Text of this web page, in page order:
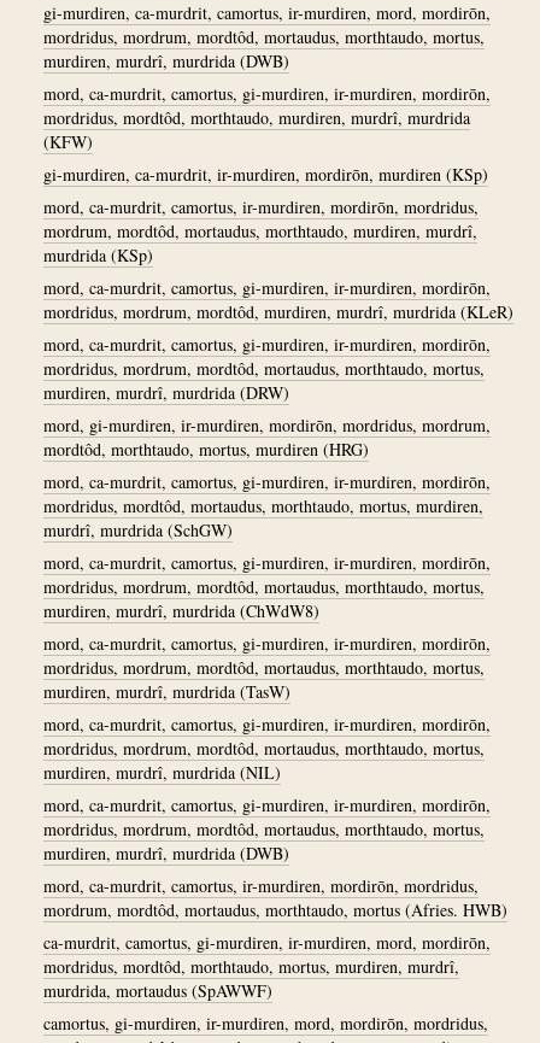
gi-murdiren, ca-murdrit, camortus, ir-murdiren, mord, mordirōn,
mordridus, mordrum, mordtôd, mortaudus, morthtaudo, mortus,
murdiren, murdrî, murdrida (DWB)
mord, ca-murdrit, camortus, gi-murdiren, ir-murdiren, mordirōn,
mordridus, mordtôd, morthtaudo, murdiren, murdrî, murdrida
(KFW)
gi-murdiren, ca-murdrit, ir-murdiren, mordirōn, murdiren (KSp)
mord, ca-murdrit, camortus, ir-murdiren, mordirōn, mordridus,
mordrum, mordtôd, mortaudus, morthtaudo, murdiren, murdrî,
murdrida (KSp)
mord, ca-murdrit, camortus, gi-murdiren, ir-murdiren, mordirōn,
mordridus, mordrum, mordtôd, murdiren, murdrî, murdrida (KLeR)
mord, ca-murdrit, camortus, gi-murdiren, ir-murdiren, mordirōn,
mordridus, mordrum, mordtôd, mortaudus, morthtaudo, mortus,
murdiren, murdrî, murdrida (DRW)
mord, gi-murdiren, ir-murdiren, mordirōn, mordridus, mordrum,
mordtôd, morthtaudo, mortus, murdiren (HRG)
mord, ca-murdrit, camortus, gi-murdiren, ir-murdiren, mordirōn,
mordridus, mordtôd, mortaudus, morthtaudo, mortus, murdiren,
murdrî, murdrida (SchGW)
mord, ca-murdrit, camortus, gi-murdiren, ir-murdiren, mordirōn,
mordridus, mordrum, mordtôd, mortaudus, morthtaudo, mortus,
murdiren, murdrî, murdrida (ChWdW8)
mord, ca-murdrit, camortus, gi-murdiren, ir-murdiren, mordirōn,
mordridus, mordrum, mordtôd, mortaudus, morthtaudo, mortus,
murdiren, murdrî, murdrida (TasW)
mord, ca-murdrit, camortus, gi-murdiren, ir-murdiren, mordirōn,
mordridus, mordrum, mordtôd, mortaudus, morthtaudo, mortus,
murdiren, murdrî, murdrida (NIL)
mord, ca-murdrit, camortus, gi-murdiren, ir-murdiren, mordirōn,
mordridus, mordrum, mordtôd, mortaudus, morthtaudo, mortus,
murdiren, murdrî, murdrida (DWB)
mord, ca-murdrit, camortus, ir-murdiren, mordirōn, mordridus,
mordrum, mordtôd, mortaudus, morthtaudo, mortus (Afries. HWB)
ca-murdrit, camortus, gi-murdiren, ir-murdiren, mord, mordirōn,
mordridus, mordtôd, morthtaudo, mortus, murdiren, murdrî,
murdrida, mortaudus (SpAWWF)
camortus, gi-murdiren, ir-murdiren, mord, mordirōn, mordridus,